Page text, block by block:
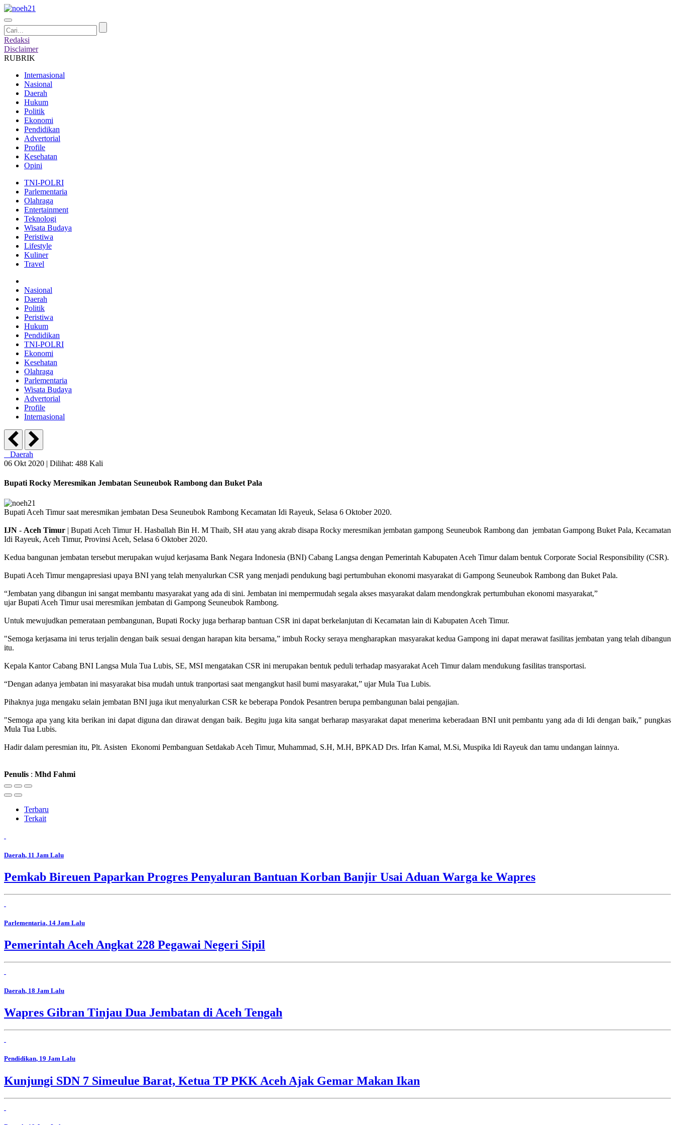
Redaksi
Disclaimer
RUBRIK
Internasional
Nasional
Daerah
Hukum
Politik
Ekonomi
Pendidikan
Advertorial
Profile
Kesehatan
Opini
TNI-POLRI
Parlementaria
Olahraga
Entertainment
Teknologi
Wisata Budaya
Peristiwa
Lifestyle
Kuliner
Travel
Nasional
Daerah
Politik
Peristiwa
Hukum
Pendidikan
TNI-POLRI
Ekonomi
Kesehatan
Olahraga
Parlementaria
Wisata Budaya
Advertorial
Profile
Internasional
Daerah
06 Okt 2020 | Dilihat: 488 Kali
Bupati Rocky Meresmikan Jembatan Seuneubok Rambong dan Buket Pala
Bupati Aceh Timur saat meresmikan jembatan Desa Seuneubok Rambong Kecamatan Idi Rayeuk, Selasa 6 Oktober 2020.
IJN - Aceh Timur | Bupati Aceh Timur H. Hasballah Bin H. M Thaib, SH atau yang akrab disapa Rocky meresmikan jembatan gampong Seuneubok Rambong dan jembatan Gampong Buket Pala, Kecamatan
Idi Rayeuk, Aceh Timur, Provinsi Aceh, Selasa 6 Oktober 2020.
Kedua bangunan jembatan tersebut merupakan wujud kerjasama Bank Negara Indonesia (BNI) Cabang Langsa dengan Pemerintah Kabupaten Aceh Timur dalam bentuk Corporate Social Responsibility (CSR).
Bupati Aceh Timur mengapresiasi upaya BNI yang telah menyalurkan CSR yang menjadi pendukung bagi pertumbuhan ekonomi masyarakat di Gampong Seuneubok Rambong dan Buket Pala.
“Jembatan yang dibangun ini sangat membantu masyarakat yang ada di sini. Jembatan ini mempermudah segala akses masyarakat dalam mendongkrak pertumbuhan ekonomi masyarakat,”
ujar Bupati Aceh Timur usai meresmikan jembatan di Gampong Seuneubok Rambong.
Untuk mewujudkan pemerataan pembangunan, Bupati Rocky juga berharap bantuan CSR ini dapat berkelanjutan di Kecamatan lain di Kabupaten Aceh Timur.
"Semoga kerjasama ini terus terjalin dengan baik sesuai dengan harapan kita bersama,” imbuh Rocky seraya mengharapkan masyarakat kedua Gampong ini dapat merawat fasilitas jembatan yang telah dibangun
itu.
Kepala Kantor Cabang BNI Langsa Mula Tua Lubis, SE, MSI mengatakan CSR ini merupakan bentuk peduli terhadap masyarakat Aceh Timur dalam mendukung fasilitas transportasi.
“Dengan adanya jembatan ini masyarakat bisa mudah untuk tranportasi saat mengangkut hasil bumi masyarakat,” ujar Mula Tua Lubis.
Pihaknya juga mengaku selain jembatan BNI juga ikut menyalurkan CSR ke beberapa Pondok Pesantren berupa pembangunan balai pengajian.
"Semoga apa yang kita berikan ini dapat diguna dan dirawat dengan baik. Begitu juga kita sangat berharap masyarakat dapat menerima keberadaan BNI unit pembantu yang ada di Idi dengan baik," pungkas
Mula Tua Lubis.
Hadir dalam peresmian itu, Plt. Asisten Ekonomi Pembanguan Setdakab Aceh Timur, Muhammad, S.H, M.H, BPKAD Drs. Irfan Kamal, M.Si, Muspika Idi Rayeuk dan tamu undangan lainnya.
Penulis : Mhd Fahmi
Terbaru
Terkait
Daerah, 11 Jam Lalu
Pemkab Bireuen Paparkan Progres Penyaluran Bantuan Korban Banjir Usai Aduan Warga ke Wapres
Parlementaria, 14 Jam Lalu
Pemerintah Aceh Angkat 228 Pegawai Negeri Sipil
Daerah, 18 Jam Lalu
Wapres Gibran Tinjau Dua Jembatan di Aceh Tengah
Pendidikan, 19 Jam Lalu
Kunjungi SDN 7 Simeulue Barat, Ketua TP PKK Aceh Ajak Gemar Makan Ikan